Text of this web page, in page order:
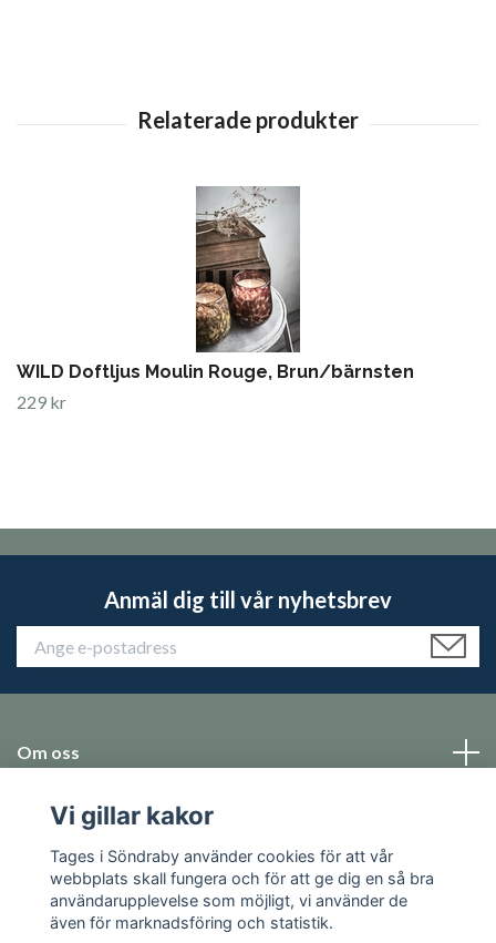
WILD Doftljus Moulin Rouge, Brun/bärnsten
229 kr
Anmäl dig till vår nyhetsbrev
Om oss
Emballage
Sociala medier
Vi gillar kakor
Tages i Söndraby använder cookies för att vår
webbplats skall fungera och för att ge dig en så bra
användarupplevelse som möjligt, vi använder de
även för marknadsföring och statistik.